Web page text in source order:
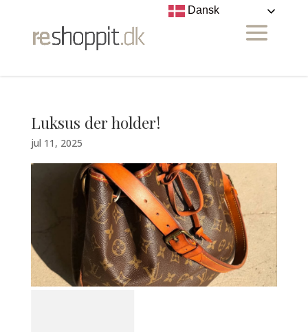
Luksus der holder!
jul 11, 2025
Dansk